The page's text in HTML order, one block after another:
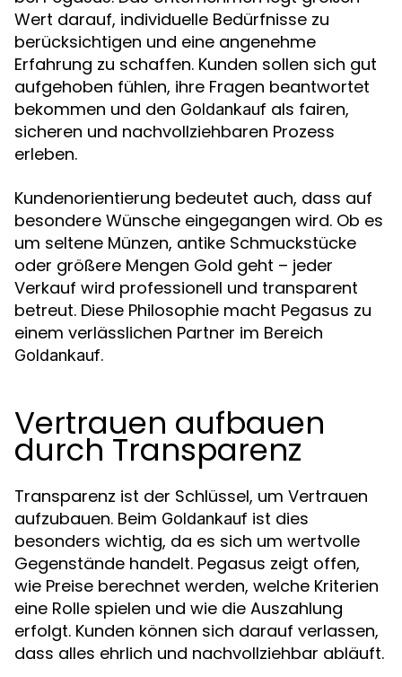
Wert darauf, individuelle Bedürfnisse zu
berücksichtigen und eine angenehme
Erfahrung zu schaffen. Kunden sollen sich gut
aufgehoben fühlen, ihre Fragen beantwortet
bekommen und den Goldankauf als fairen,
sicheren und nachvollziehbaren Prozess
erleben.
Kundenorientierung bedeutet auch, dass auf
besondere Wünsche eingegangen wird. Ob es
um seltene Münzen, antike Schmuckstücke
oder größere Mengen Gold geht – jeder
Verkauf wird professionell und transparent
betreut. Diese Philosophie macht Pegasus zu
einem verlässlichen Partner im Bereich
Goldankauf.
Vertrauen aufbauen
durch Transparenz
Transparenz ist der Schlüssel, um Vertrauen
aufzubauen. Beim Goldankauf ist dies
besonders wichtig, da es sich um wertvolle
Gegenstände handelt. Pegasus zeigt offen,
wie Preise berechnet werden, welche Kriterien
eine Rolle spielen und wie die Auszahlung
erfolgt. Kunden können sich darauf verlassen,
dass alles ehrlich und nachvollziehbar abläuft.